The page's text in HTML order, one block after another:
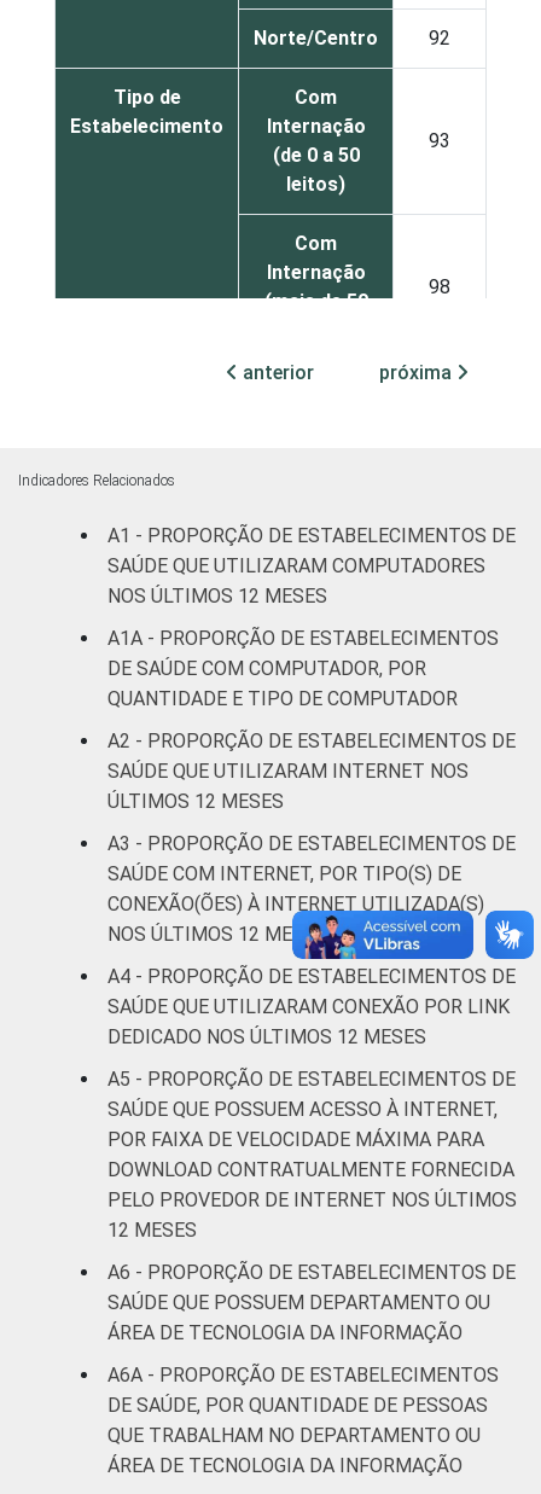
Norte/Centro 92
Tipo de
Estabelecimento
Com
Internação
(de 0 a 50
leitos)
93
Com
Internação
(mais de 50
98
Sem
internação
91
Interior
Essa tabela foi corrigida em maio de 2015.
Para mais informações, acesse
https://cetic.br/noticia/cetic-br-informa-
correcao-dos-resultados-da-pesquisa-tic-
saude-2013/
Base: 1513 estabelecimentos de saúde que
declararam ter utilizado Internet nos últimos
12 meses em relação ao momento da
entrevista. Estimativa: 68.365
estabelecimentos. Respostas estimuladas.
Cada item apresentado se refere apenas aos
resultados da alternativa "sim". Dados
coletados entre fevereiro de 2013 e junho
de 2013.
"O total de estabelecimentos de saúde com
acesso à Internet via banda larga fixa reúne
as tecnologias de conexão via cabo ou fibra
ótica, conexão via linha telefônica (DSL),
conexão via fibra ótica, conexão via rádio e
conexão via satélite.
Fonte: NIC.br - fev 2013 / jun 2013
anterior próxima
Indicadores Relacionados
A1 - PROPORÇÃO DE ESTABELECIMENTOS DE
SAÚDE QUE UTILIZARAM COMPUTADORES
NOS ÚLTIMOS 12 MESES
A1A - PROPORÇÃO DE ESTABELECIMENTOS
DE SAÚDE COM COMPUTADOR, POR
QUANTIDADE E TIPO DE COMPUTADOR
A2 - PROPORÇÃO DE ESTABELECIMENTOS DE
SAÚDE QUE UTILIZARAM INTERNET NOS
ÚLTIMOS 12 MESES
A3 - PROPORÇÃO DE ESTABELECIMENTOS DE
SAÚDE COM INTERNET, POR TIPO(S) DE
CONEXÃO(ÕES) À INTERNET UTILIZADA(S)
NOS ÚLTIMOS 12 MESES
A4 - PROPORÇÃO DE ESTABELECIMENTOS DE
SAÚDE QUE UTILIZARAM CONEXÃO POR LINK
DEDICADO NOS ÚLTIMOS 12 MESES
A5 - PROPORÇÃO DE ESTABELECIMENTOS DE
SAÚDE QUE POSSUEM ACESSO À INTERNET,
POR FAIXA DE VELOCIDADE MÁXIMA PARA
DOWNLOAD CONTRATUALMENTE FORNECIDA
PELO PROVEDOR DE INTERNET NOS ÚLTIMOS
12 MESES
A6 - PROPORÇÃO DE ESTABELECIMENTOS DE
SAÚDE QUE POSSUEM DEPARTAMENTO OU
ÁREA DE TECNOLOGIA DA INFORMAÇÃO
A6A - PROPORÇÃO DE ESTABELECIMENTOS
DE SAÚDE, POR QUANTIDADE DE PESSOAS
QUE TRABALHAM NO DEPARTAMENTO OU
ÁREA DE TECNOLOGIA DA INFORMAÇÃO